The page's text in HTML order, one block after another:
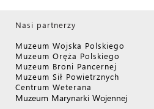
Nasi partnerzy
Muzeum Wojska Polskiego
Muzeum Oręża Polskiego
Muzeum Broni Pancernej
Muzeum Sił Powietrznych
Centrum Weterana
Muzeum Marynarki Wojennej